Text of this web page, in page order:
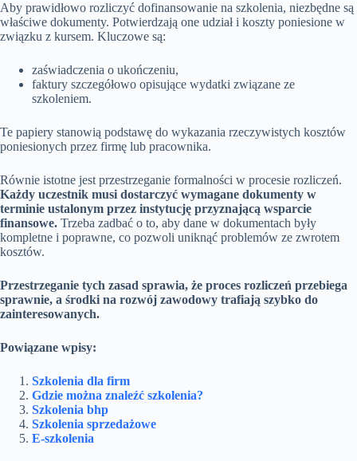
Aby prawidłowo rozliczyć dofinansowanie na szkolenia, niezbędne są
właściwe dokumenty. Potwierdzają one udział i koszty poniesione w
związku z kursem. Kluczowe są:
zaświadczenia o ukończeniu,
faktury szczegółowo opisujące wydatki związane ze
szkoleniem.
Te papiery stanowią podstawę do wykazania rzeczywistych kosztów
poniesionych przez firmę lub pracownika.
Równie istotne jest przestrzeganie formalności w procesie rozliczeń.
Każdy uczestnik musi dostarczyć wymagane dokumenty w
terminie ustalonym przez instytucję przyznającą wsparcie
finansowe. Trzeba zadbać o to, aby dane w dokumentach były
kompletne i poprawne, co pozwoli uniknąć problemów ze zwrotem
kosztów.
Przestrzeganie tych zasad sprawia, że proces rozliczeń przebiega
sprawnie, a środki na rozwój zawodowy trafiają szybko do
zainteresowanych.
Powiązane wpisy:
Szkolenia dla firm
Gdzie można znaleźć szkolenia?
Szkolenia bhp
Szkolenia sprzedażowe
E-szkolenia